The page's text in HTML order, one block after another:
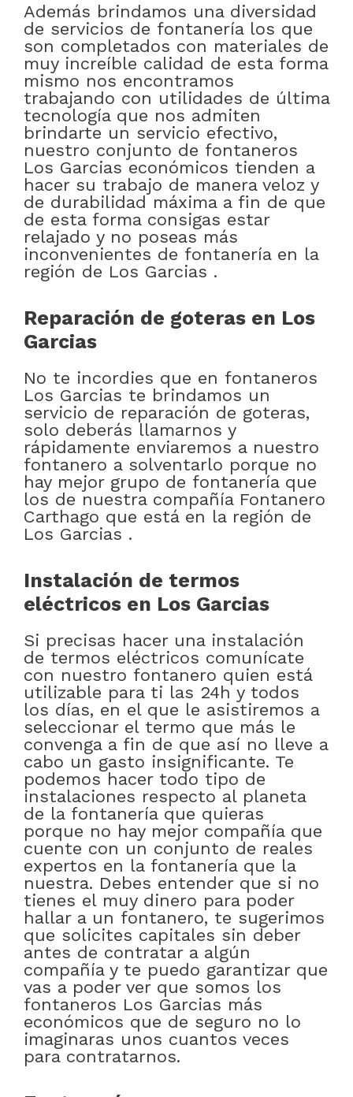
Además brindamos una diversidad
de servicios de fontanería los que
son completados con materiales de
muy increíble calidad de esta forma
mismo nos encontramos
trabajando con utilidades de última
tecnología que nos admiten
brindarte un servicio efectivo,
nuestro conjunto de fontaneros
Los Garcias económicos tienden a
hacer su trabajo de manera veloz y
de durabilidad máxima a fin de que
de esta forma consigas estar
relajado y no poseas más
inconvenientes de fontanería en la
región de Los Garcias .
Reparación de goteras en Los
Garcias
No te incordies que en fontaneros
Los Garcias te brindamos un
servicio de reparación de goteras,
solo deberás llamarnos y
rápidamente enviaremos a nuestro
fontanero a solventarlo porque no
hay mejor grupo de fontanería que
los de nuestra compañía Fontanero
Carthago que está en la región de
Los Garcias .
Instalación de termos
eléctricos en Los Garcias
Si precisas hacer una instalación
de termos eléctricos comunícate
con nuestro fontanero quien está
utilizable para ti las 24h y todos
los días, en el que le asistiremos a
seleccionar el termo que más le
convenga a fin de que así no lleve a
cabo un gasto insignificante. Te
podemos hacer todo tipo de
instalaciones respecto al planeta
de la fontanería que quieras
porque no hay mejor compañía que
cuente con un conjunto de reales
expertos en la fontanería que la
nuestra. Debes entender que si no
tienes el muy dinero para poder
hallar a un fontanero, te sugerimos
que solicites capitales sin deber
antes de contratar a algún
compañía y te puedo garantizar que
vas a poder ver que somos los
fontaneros Los Garcias más
económicos que de seguro no lo
imaginaras unos cuantos veces
para contratarnos.